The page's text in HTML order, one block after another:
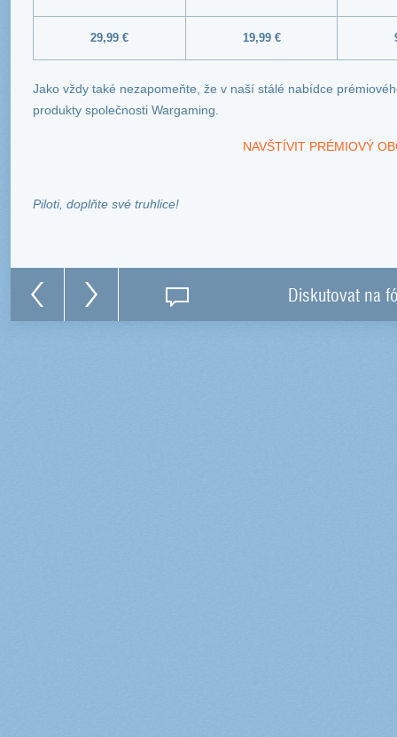
29,99 € 19,99 €
Jako vždy také nezapomeňte, že v naší stálé nabídce
produkty společnosti Wargaming.
NAVŠTÍVIT PRÉMIOVÝ
Piloti, doplňte své truhlice!
Diskutovat na